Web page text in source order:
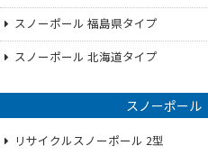
スノーポール 福島県タイプ
スノーポール 北海道タイプ
スノーポー
リサイクルスノーポール 2型